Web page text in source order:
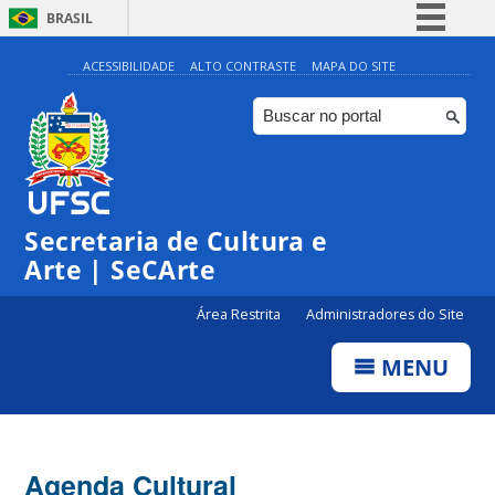
BRASIL
Simplifique!
Comunica BR
Participe
ACESSIBILIDADE ALTO CONTRASTE MAPA DO SITE
Secretaria de Cultura e
Arte | SeCArte
Área Restrita Administradores do Site
MENU
Agenda Cultural